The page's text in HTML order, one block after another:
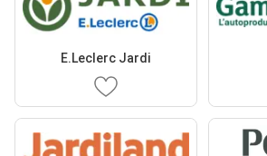
E.Leclerc Jardi